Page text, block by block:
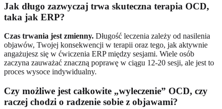
Jak długo zazwyczaj trwa skuteczna terapia OCD,
taka jak ERP?
Czas trwania jest zmienny. Długość leczenia zależy od nasilenia
objawów, Twojej konsekwencji w terapii oraz tego, jak aktywnie
angażujesz się w ćwiczenia ERP między sesjami. Wiele osób
zaczyna zauważać znaczną poprawę w ciągu 12-20 sesji, ale jest to
proces wysoce indywidualny.
Czy możliwe jest całkowite „wyleczenie” OCD, czy
raczej chodzi o radzenie sobie z objawami?